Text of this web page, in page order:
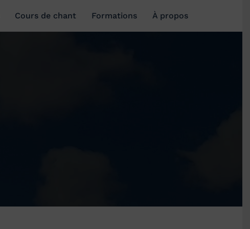
Cours de chant Formations À propos